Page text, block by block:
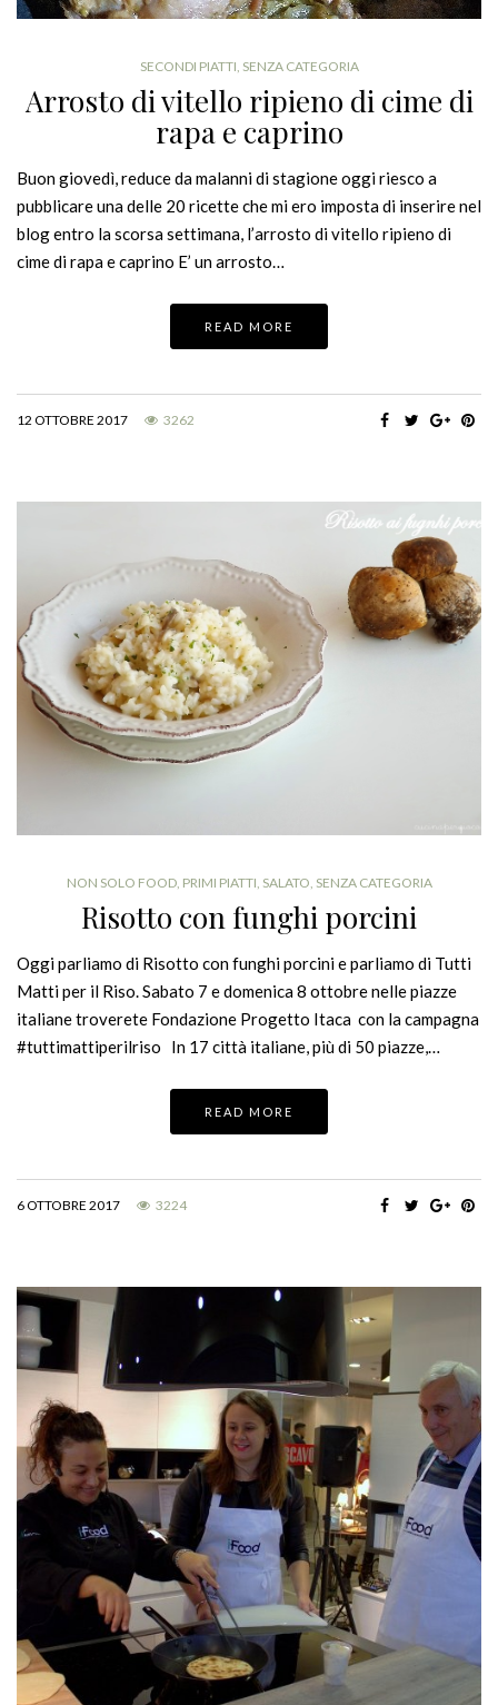
SECONDI PIATTI SENZA CATEGORIA
Arrosto di vitello ripieno di cime di
rapa e caprino
Buon giovedì, reduce da malanni di stagione oggi riesco a
pubblicare una delle 20 ricette che mi ero imposta di inserire nel
blog entro la scorsa settimana, l’arrosto di vitello ripieno di
cime di rapa e caprino E’ un arrosto…
READ MORE
12 OTTOBRE 2017 3262
NON SOLO FOOD, PRIMI PIATTI SALATO SENZA CATEGORIA
Risotto con funghi porcini
Oggi parliamo di Risotto con funghi porcini e parliamo di Tutti
Matti per il Riso. Sabato 7 e domenica 8 ottobre nelle piazze
italiane troverete Fondazione Progetto Itaca con la campagna
#tuttimattiperilriso In 17 città italiane, più di 50 piazze,…
READ MORE
6 OTTOBRE 2017 3224